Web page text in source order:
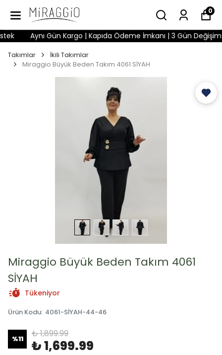
0
Aynı Gün Kargo | Kapıda Ödeme İmkanı | 3 Gün Değişim
Takımlar
İkili Takımlar
Miraggio Büyük Beden Takım 4061 SİYAH
Miraggio Büyük Beden Takım 4061
SİYAH
Tükeniyor
Ürün Kodu: 4061-SİYAH-44-46
%11 ₺ 1,899.99
₺ 1,699.99